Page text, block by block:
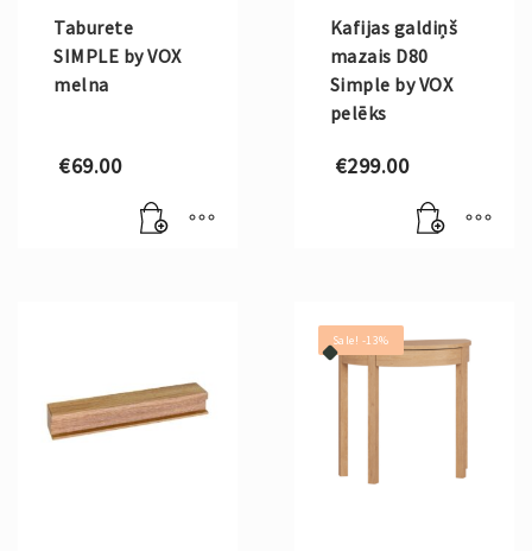
Taburete
SIMPLE by VOX
melna
€69.00
Kafijas galdiņš
mazais D80
Simple by VOX
pelēks
€299.00
Sale! -13%